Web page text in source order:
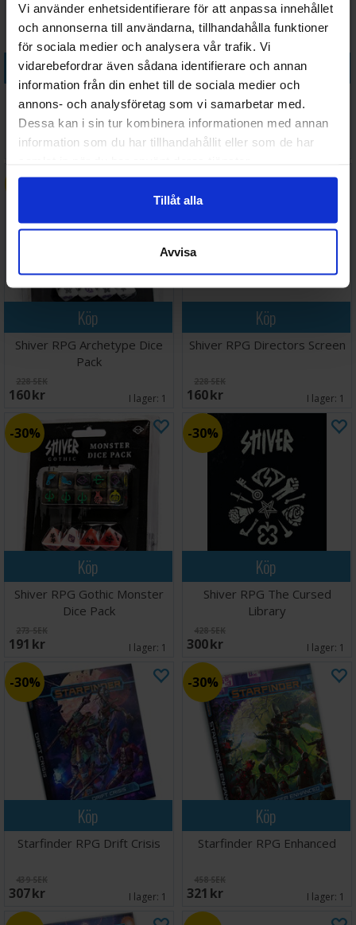
Vi använder enhetsidentifierare för att anpassa innehållet
och annonserna till användarna, tillhandahålla funktioner
för sociala medier och analysera vår trafik. Vi
vidarebefordrar även sådana identifierare och annan
information från din enhet till de sociala medier och
annons- och analysföretag som vi samarbetar med.
Dessa kan i sin tur kombinera informationen med annan
information som du har tillhandahållit eller som de har
Tillåt alla
Avvisa
Köp
Shadowrun RPG Rogues
Lineup
117 SEK I lager:1
Köp
Shadowrun RPG The Needles
Eye
335 SEK I lager:
Köp
30%
Shiver RPG Archetype Dice
Pack
228 SEK
160 SEK I lager: 1
Köp
Shiver RPG Directors Screen
228 SEK
160 SEK I lager: 1
Köp
30%
Shiver RPG Gothic Monster
Dice Pack
273 SEK
191 SEK I lager: 1
Köp
30%
Shiver RPG The Cursed
Library
428 SEK
300 SEK I lager: 1
Köp
30%
Starfinder RPG Drift Crisis
439 SEK
307 SEK I lager: 1
Köp
30%
Starfinder RPG Enhanced
458 SEK
321 SEK I lager: 1